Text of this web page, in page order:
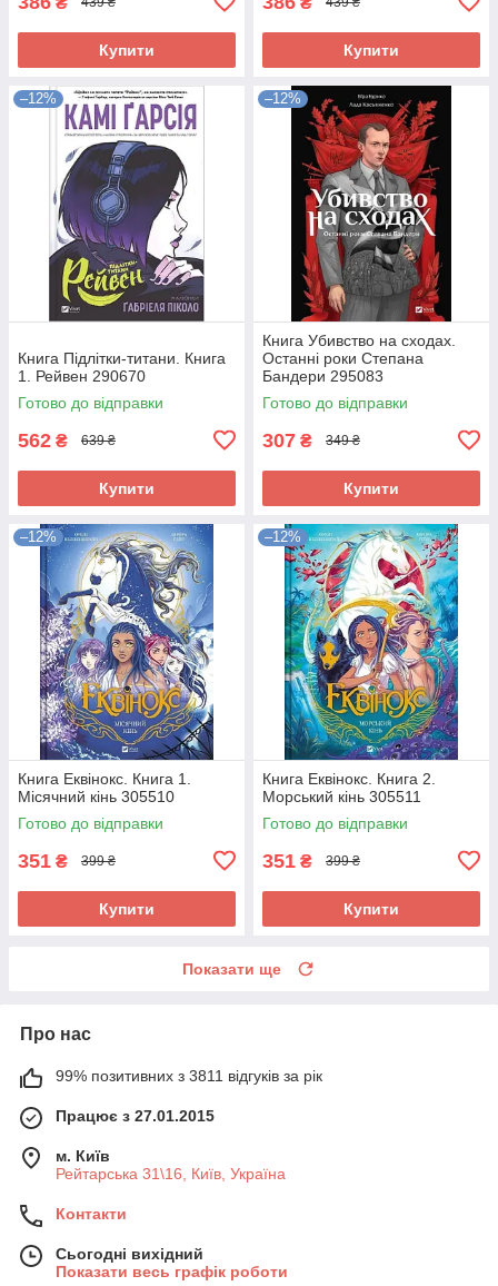
Купити Купити
–12%
Книга Підлітки-титани. Книга
1. Рейвен 290670
Готово до відправки
562 ₴ 639 ₴
Купити
–12%
Книга Убивство на сходах.
Останні роки Степана
Бандери 295083
Готово до відправки
307 ₴ 349 ₴
Купити
–12%
Книга Еквінокс. Книга 1.
Місячний кінь 305510
Готово до відправки
351 ₴ 399 ₴
Купити
–12%
Книга Еквінокс. Книга 2.
Морський кінь 305511
Готово до відправки
351 ₴ 399 ₴
Купити
Показати ще
Про нас
99% позитивних з 3811 відгуків за рік
Працює з 27.01.2015
м. Київ
Рейтарська 31\16, Київ, Україна
Контакти
Сьогодні вихідний
Показати весь графік роботи